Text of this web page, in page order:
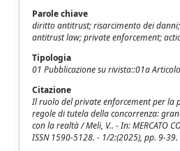
Parole chiave
diritto antitrust; risarcimento dei
antitrust law; private enforcement;
Tipologia
01 Pubblicazione su rivista::01a
Citazione
Il ruolo del private enforcement per la
regole di tutela della concorrenza:
con la realtà / Meli, V.. - In: MERCATO
ISSN 1590-5128. - 1/2:(2025), pp. 9-39.